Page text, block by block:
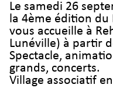
Le samedi 26
la 4ème édition du
vous accueille à
Lunéville) à partir
Spectacle,
grands, concerts.
Village associatif